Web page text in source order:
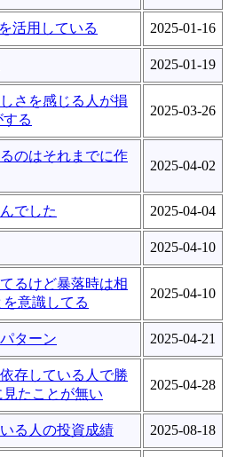
活用している 2025-01-16
2025-01-19
さを感じる人が損
る
2025-03-26
のはそれまでに作
2025-04-02
でした 2025-04-04
2025-04-10
るけど暴落時は相
意識してる
2025-04-10
ターン 2025-04-21
存している人で勝
たことが無い
2025-04-28
る人の投資成績 2025-08-18